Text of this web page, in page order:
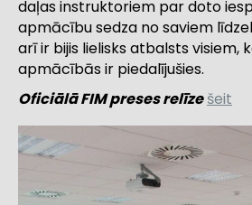
daļas instruktoriem par doto
apmācību sedza no saviem
arī ir bijis lielisks atbalsts visiem,
apmācībās ir piedalījušies.
Oficiālā FIM preses relīze šeit